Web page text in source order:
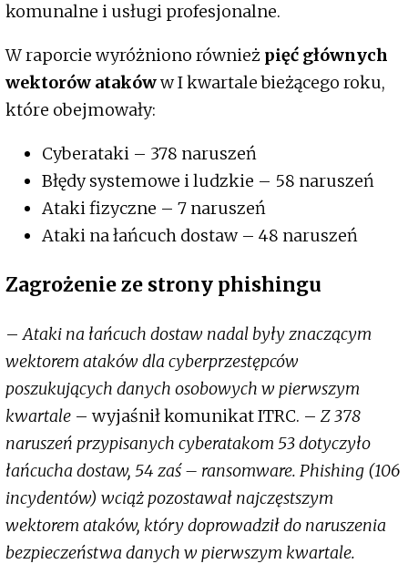
komunalne i usługi profesjonalne.
W raporcie wyróżniono również pięć głównych
wektorów atakóww I kwartale bieżącego roku,
które obejmowały:
Cyberataki – 378 naruszeń
Błędy systemowe i ludzkie – 58 naruszeń
Ataki fizyczne – 7 naruszeń
Ataki na łańcuch dostaw – 48 naruszeń
Zagrożenie ze strony phishingu
–Ataki na łańcuch dostaw nadal były znaczącym
wektorem ataków dla cyberprzestępców
poszukujących danych osobowych w pierwszym
kwartale – wyjaśnił komunikat ITRC. – Z 378
naruszeń przypisanych cyberatakom 53 dotyczyło
łańcucha dostaw, 54 zaś – ransomware. Phishing (106
incydentów) wciąż pozostawał najczęstszym
wektorem ataków, który doprowadził do naruszenia
bezpieczeństwa danych w pierwszym kwartale.